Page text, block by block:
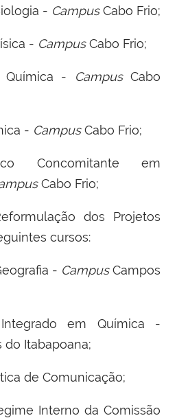
- CampusCabo Frio;
- CampusCabo Frio;
Química - Campus Cabo
- CampusCabo Frio;
Concomitante em
Cabo Frio;
dos Projetos
cursos:
- CampusCampos
em Química -
do Itabapoana;
de Comunicação;
Interno da Comissão